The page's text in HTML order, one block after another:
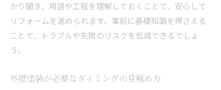
かり聞き、用語や工程を理解しておくことで、安心して
リフォームを進められます。事前に基礎知識を押さえる
ことで、トラブルや失敗のリスクを低減できるでしょ
う。
外壁塗装が必要なタイミングの見極め方